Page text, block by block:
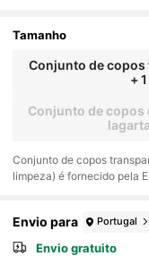
anelados, copos de
a bebidas de
pos de vidro, copos
ílios para bebidas
Tamanho
Conjunto de
+
Conjunto de copos
​Conjunto de copos
limpeza) é fornecido pela
Envio para Portugal
Envio gratuito